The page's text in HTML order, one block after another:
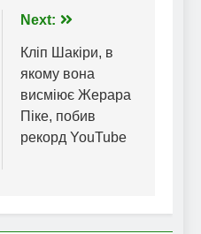
Next:
Кліп Шакіри, в
якому вона
висміює Жерара
Піке, побив
рекорд YouTube